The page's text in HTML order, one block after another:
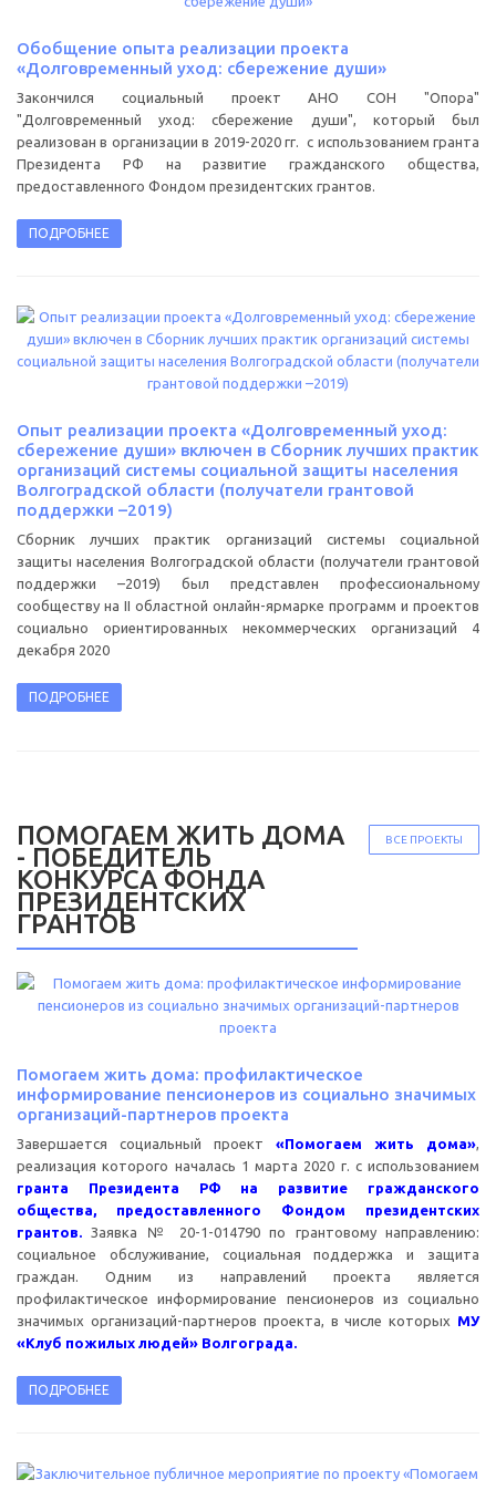
Обобщение опыта реализации проекта
«Долговременный уход: сбережение души»
Закончился социальный проект АНО СОН "Опора"
"Долговременный уход: сбережение души", который был
реализован в организации в 2019-2020 гг. с использованием гранта
Президента РФ на развитие гражданского общества,
предоставленного Фондом президентских грантов.
ПОДРОБНЕЕ
Опыт реализации проекта «Долговременный уход:
сбережение души» включен в Сборник лучших практик
организаций системы социальной защиты населения
Волгоградской области (получатели грантовой
поддержки –2019)
Сборник лучших практик организаций системы социальной
защиты населения Волгоградской области (получатели грантовой
поддержки –2019) был представлен профессиональному
сообществу на II областной онлайн-ярмарке программ и проектов
социально ориентированных некоммерческих организаций 4
декабря 2020
ПОДРОБНЕЕ
ВСЕ ПРОЕКТЫ
ПОМОГАЕМ ЖИТЬ ДОМА
- ПОБЕДИТЕЛЬ
КОНКУРСА ФОНДА
ПРЕЗИДЕНТСКИХ
ГРАНТОВ
Помогаем жить дома: профилактическое
информирование пенсионеров из социально значимых
организаций-партнеров проекта
Завершается социальный проект «Помогаем жить дома»
реализация которого началась 1 марта 2020 г. с использованием
гранта Президента РФ на развитие гражданского
общества, предоставленного Фондом президентских
грантов.
Заявка № 20-1-014790 по грантовому направлению:
социальное обслуживание, социальная поддержка и защита
граждан. Одним из направлений проекта является
профилактическое информирование пенсионеров из социально
значимых организаций-партнеров проекта, в числе которых МУ
«Клуб пожилых людей» Волгограда.
ПОДРОБНЕЕ